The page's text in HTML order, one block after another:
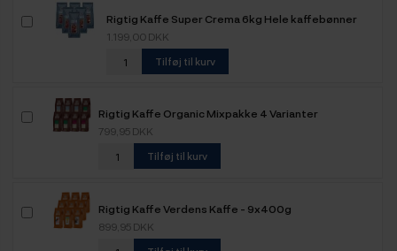
Rigtig Kaffe Super Crema 6kg Hele kaffebønner
1.199,00 DKK
Tilføj til kurv
Rigtig Kaffe Organic Mixpakke 4 Varianter
799,95 DKK
Tilføj til kurv
Rigtig Kaffe Verdens Kaffe - 9x400g
899,95 DKK